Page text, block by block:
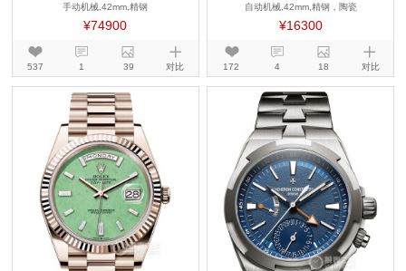
手动机械,42mm,精钢
¥74900
537 1 39 对比
自动机械,42mm,精钢，陶瓷
¥16300
172 4 18 对比